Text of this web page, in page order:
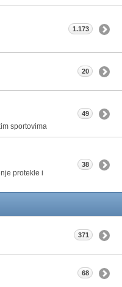
1.173
20
sportovima
49
protekle i
38
371
68